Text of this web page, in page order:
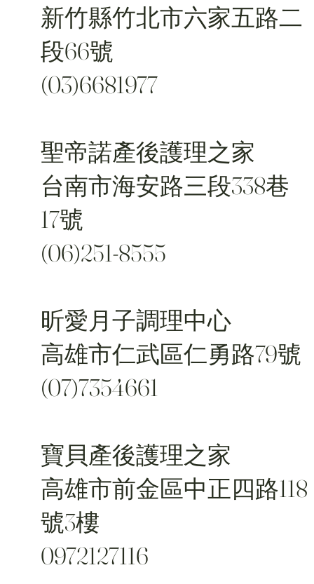
新竹縣竹北市六家五路二
段66號
(03)6681977
聖帝諾產後護理之家
台南市海安路三段338巷
17號
(06)251-8555
昕愛月子調理中心
高雄市仁武區仁勇路79號
(07)7354661
寶貝產後護理之家
高雄市前金區中正四路118
號3樓
0972127116